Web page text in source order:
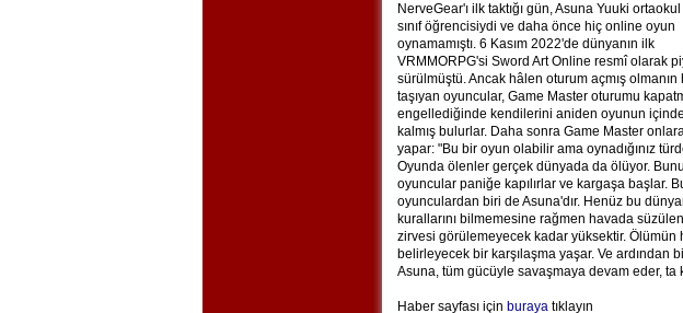
NerveGear'ı ilk taktığı gün, Asuna Yuuki
sınıf öğrencisiydi ve daha önce hiç online oyun
oynamamıştı. 6 Kasım 2022'de dünyanın ilk
VRMMORPG'si Sword Art Online resmî olarak
sürülmüştü. Ancak hâlen oturum açmış olmanın
taşıyan oyuncular, Game Master oturumu
engellediğinde kendilerini aniden oyunun içinde
kalmış bulurlar. Daha sonra Game Master onlara
yapar: "Bu bir oyun olabilir ama oynadığınız
Oyunda ölenler gerçek dünyada da ölüyor.
oyuncular paniğe kapılırlar ve kargaşa başlar.
oyunculardan biri de Asuna'dır. Henüz bu
kurallarını bilmemesine rağmen havada
zirvesi görülemeyecek kadar yüksektir.
belirleyecek bir karşılaşma yaşar. Ve ardından
Asuna, tüm gücüyle savaşmaya devam eder, ta
Haber sayfası için burayatıklayın